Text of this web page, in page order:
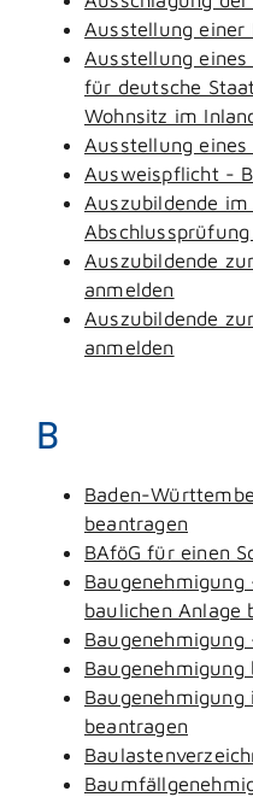
Ausstellung einer
Ausstellung eines
für deutsche
Wohnsitz im
Ausstellung eines
Ausweispflicht -
Auszubildende
Auszubildende
anmelden
Auszubildende
anmelden
B
Baden-
beantragen
BAföG für einen
baulichen Anlage
Baugenehmigung
Baugenehmigung
beantragen